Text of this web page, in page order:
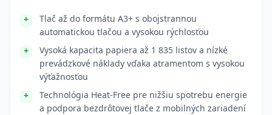
Tlač až do formátu A3+ s obojstrannou
automatickou tlačou a vysokou rýchlosťou
Vysoká kapacita papiera až 1 835 listov a nízké
prevádzkové náklady vďaka atramentom s vysokou
výťažnosťou
Technológia Heat-Free pre nižšiu spotrebu energie
a podpora bezdrôtovej tlače z mobilných zariadení